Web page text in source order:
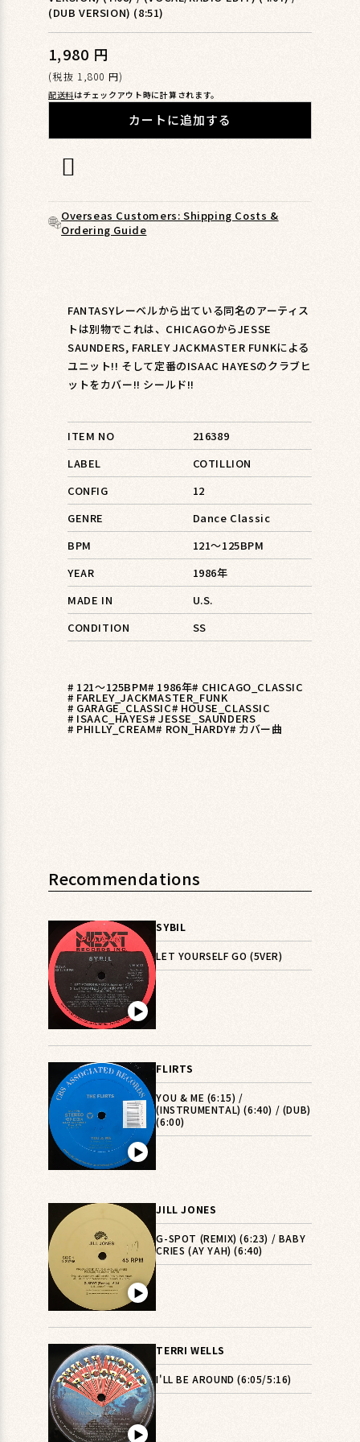
ィ
ア
を
開
く
(DUB VERSION) (8:51)
通
常
価
1,980 円
(税抜 1,800 円)
配送料はチェックアウト時に計算されます。
カートに追加する
Overseas Customers: Shipping Costs &
Ordering Guide
FANTASYレーベルから出ている同名のアーティス
トは別物でこれは、CHICAGOからJESSE
SAUNDERS, FARLEY JACKMASTER FUNKによる
ユニット!! そして定番のISAAC HAYESのクラブヒ
ットをカバー!! シールド!!
ITEM NO
216389
LABEL
COTILLION
CONFIG
12
GENRE
Dance Classic
BPM
121〜125BPM
YEAR
1986年
MADE IN
U.S.
CONDITION
SS
# 121〜125BPM# 1986年# CHICAGO_CLASSIC
# FARLEY_JACKMASTER_FUNK
# GARAGE_CLASSIC# HOUSE_CLASSIC
# ISAAC_HAYES# JESSE_SAUNDERS
# PHILLY_CREAM# RON_HARDY# カバー曲
Recommendations
▶︎
SYBIL
LET YOURSELF GO (5VER)
▶︎
FLIRTS
YOU & ME (6:15) /
(INSTRUMENTAL) (6:40) / (DUB)
(6:00)
▶︎
JILL JONES
G-SPOT (REMIX) (6:23) / BABY
CRIES (AY YAH) (6:40)
▶︎
TERRI WELLS
I'LL BE AROUND (6:05/5:16)